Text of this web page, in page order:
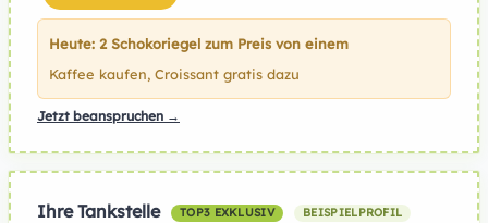
Heute: 2 Schokoriegel zum Preis von einem
Kaffee kaufen, Croissant gratis dazu
Jetzt beanspruchen →
Ihre Tankstelle TOP3 EXKLUSIV BEISPIELPROFIL